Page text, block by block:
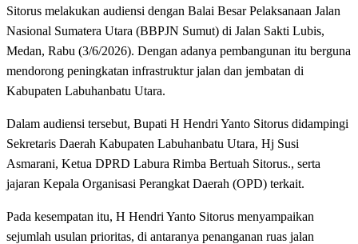
Sitorus melakukan audiensi dengan Balai Besar Pelaksanaan Jalan
Nasional Sumatera Utara (BBPJN Sumut) di Jalan Sakti Lubis,
Medan, Rabu (3/6/2026). Dengan adanya pembangunan itu berguna
mendorong peningkatan infrastruktur jalan dan jembatan di
Kabupaten Labuhanbatu Utara.
Dalam audiensi tersebut, Bupati H Hendri Yanto Sitorus didampingi
Sekretaris Daerah Kabupaten Labuhanbatu Utara, Hj Susi
Asmarani, Ketua DPRD Labura Rimba Bertuah Sitorus., serta
jajaran Kepala Organisasi Perangkat Daerah (OPD) terkait.
Pada kesempatan itu, H Hendri Yanto Sitorus menyampaikan
sejumlah usulan prioritas, di antaranya penanganan ruas jalan